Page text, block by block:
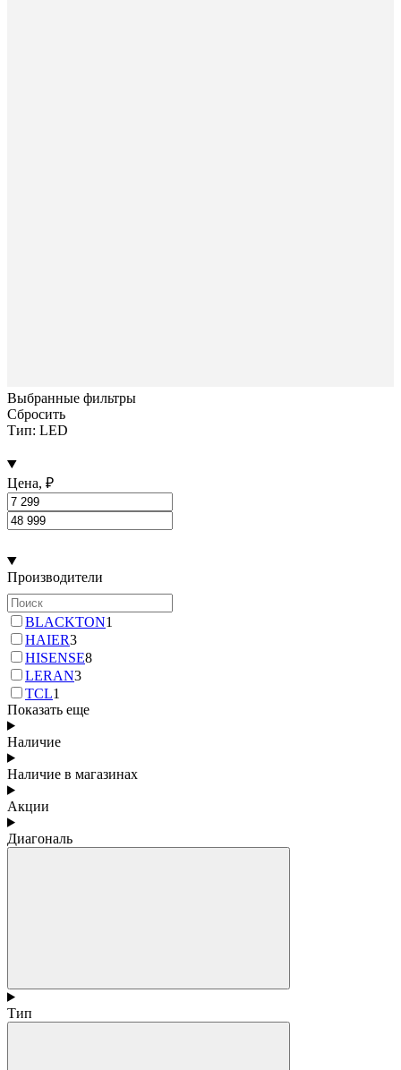
Выбранные фильтры
Сбросить
Тип: LED
Цена, ₽
Производители
BLACKTON1
HAIER3
HISENSE8
LERAN3
TCL1
Показать еще
Наличие
Наличие в магазинах
Акции
Диагональ
Тип